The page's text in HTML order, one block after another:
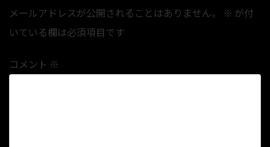
メールアドレスが公開されることはありません。 ※ が付
いている欄は必須項目です
コメント ※